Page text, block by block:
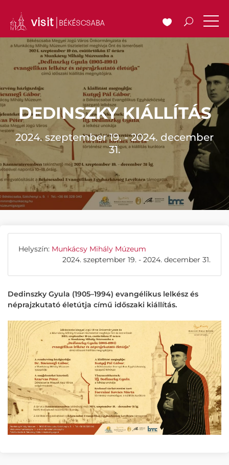
DEDINSZKY KIÁLLÍTÁS
2024. szeptember 19. - 2024. december
31.
Helyszín: Munkácsy Mihály Múzeum
2024. szeptember 19. - 2024. december 31.
Dedinszky Gyula (1905–1994) evangélikus lelkész és
néprajzkutató életútja című időszaki kiállítás.